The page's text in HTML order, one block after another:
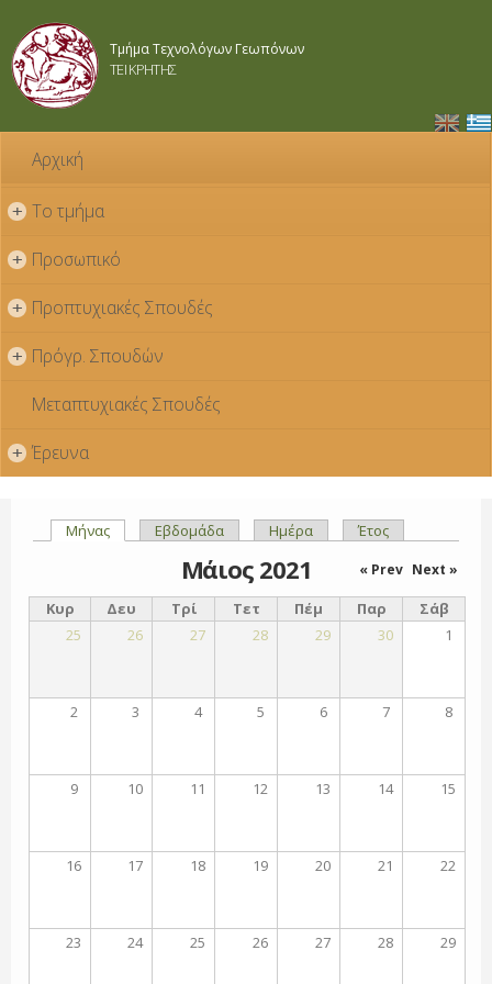
κυρίως
Τμήμα Τεχνολόγων Γεωπόνων
ΤΕΙ ΚΡΗΤΗΣ
Αρχική
+ Το τμήμα
+ Προσωπικό
+ Προπτυχιακές Σπουδές
+ Πρόγρ. Σπουδών
Μεταπτυχιακές Σπουδές
+ Έρευνα
Πρωτεύουσες καρτέλες
Μήνας(ενεργή καρτέλα)
Εβδομάδα Ημέρα Έτος
Μάιος 2021 « Prev Next »
Κυρ Δευ Τρί Τετ Πέμ Παρ
Σάβ
25
26 27 28 29 30 1
2 3 4 5 6 7 8
9 10 11 12 13 14 15
16 17 18 19 20 21 22
23 24 25 26 27 28 29